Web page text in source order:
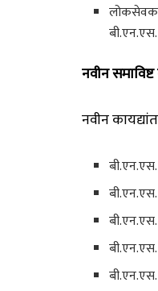
नवीन
नवीन